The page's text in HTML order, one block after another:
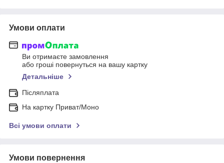
Умови оплати
Ви отримаєте замовлення
або гроші повернуться на вашу картку
Детальніше
Післяплата
На картку Приват/Моно
Всі умови оплати
Умови повернення